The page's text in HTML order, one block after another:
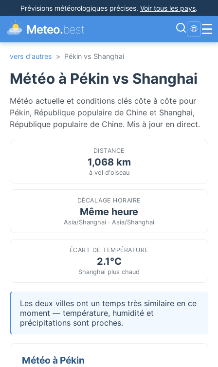
Prévisions météorologiques précises. Voir tous les pays.
Meteo.best 🌐 ☰
vers d'autres > Pékin vs Shanghai
Météo à Pékin vs Shanghai
Météo actuelle et conditions clés côte à côte pour
Pékin, République populaire de Chine et Shanghai,
République populaire de Chine. Mis à jour en direct.
DISTANCE
1,068 km
à vol d'oiseau
DÉCALAGE HORAIRE
Même heure
Asia/Shanghai · Asia/Shanghai
ÉCART DE TEMPÉRATURE
2.1°C
Shanghai plus chaud
Les deux villes ont un temps très similaire en ce
moment — température, humidité et
précipitations sont proches.
Météo à Pékin